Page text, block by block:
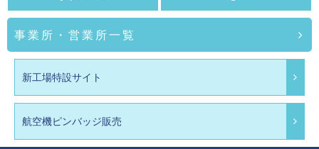
事業所・営業所一覧
新工場特設サイト
航空機ピンバッジ販売